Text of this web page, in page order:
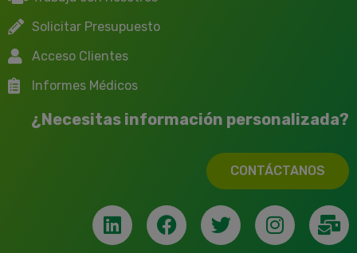
Solicitar Presupuesto
Acceso Clientes
Informes Médicos
¿Necesitas información personalizada?
CONTÁCTANOS